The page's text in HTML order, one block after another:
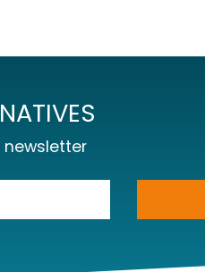
newsletter